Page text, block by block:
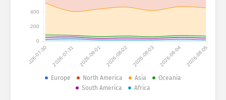
Статистика атак: Пристрої
Набір даних
2026-07-30 2026-07-31 2026-08-01 2026-08-02 2026-08-03 2026-08-04 2026-08-05
0
200
400
Europe North America Asia
Oceania
South America
Africa